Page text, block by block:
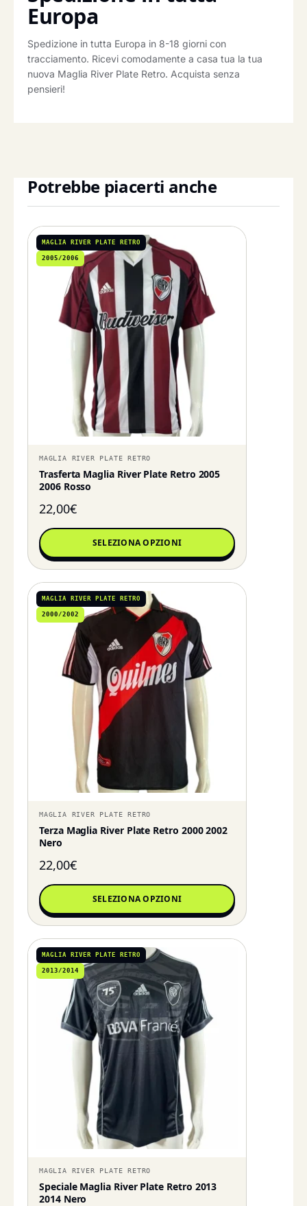
Europa
Spedizione in tutta Europa in 8-18 giorni con
tracciamento. Ricevi comodamente a casa tua la tua
nuova Maglia River Plate Retro. Acquista senza
pensieri!
Potrebbe piacerti anche
MAGLIA RIVER PLATE RETRO
2005/2006
MAGLIA RIVER PLATE RETRO
Trasferta Maglia River Plate Retro 2005
2006 Rosso
22,00€
SELEZIONA OPZIONI
MAGLIA RIVER PLATE RETRO
2000/2002
MAGLIA RIVER PLATE RETRO
Terza Maglia River Plate Retro 2000 2002
Nero
22,00€
SELEZIONA OPZIONI
MAGLIA RIVER PLATE RETRO
2013/2014
MAGLIA RIVER PLATE RETRO
Speciale Maglia River Plate Retro 2013
2014 Nero